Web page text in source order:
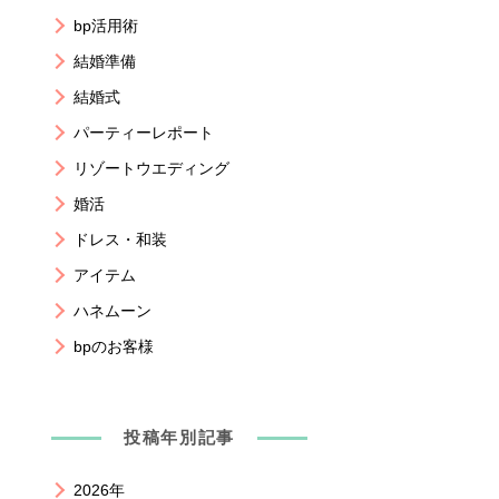
bp活用術
結婚準備
結婚式
パーティーレポート
リゾートウエディング
婚活
ドレス・和装
アイテム
ハネムーン
bpのお客様
投稿年別記事
2026年